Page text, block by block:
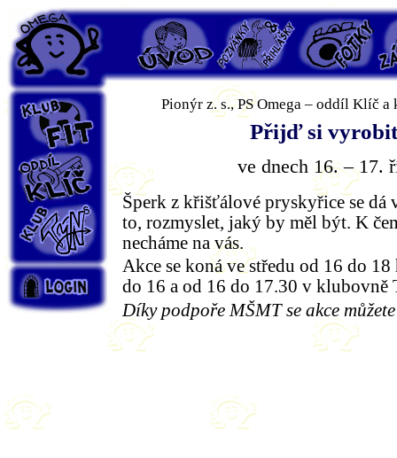
PS Omega
Úvod Pozvánky Fotky
Klub Fit
Oddíl Klíč
Klub Týn's
Login
Pionýr z. s., PS Omega – oddíl Klíč
Přijď si
ve dnech 16. – 17.
Šperk z křišťálové pryskyřice se dá
to, rozmyslet, jaký by měl být. K
necháme na vás.
Akce se koná ve středu od 16 do
do 16 a od 16 do 17.30 v klubovně
Díky podpoře MŠMT se akce